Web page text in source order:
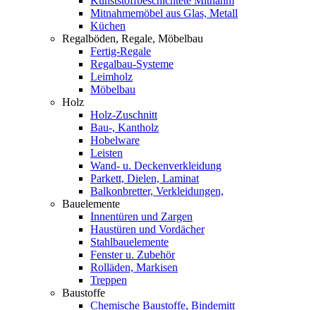
Mitnahmemöbel aus Glas, Metall
Küchen
Regalböden, Regale, Möbelbau
Fertig-Regale
Regalbau-Systeme
Leimholz
Möbelbau
Holz
Holz-Zuschnitt
Bau-, Kantholz
Hobelware
Leisten
Wand- u. Deckenverkleidung
Parkett, Dielen, Laminat
Balkonbretter, Verkleidungen,
Bauelemente
Innentüren und Zargen
Haustüren und Vordächer
Stahlbauelemente
Fenster u. Zubehör
Rolläden, Markisen
Treppen
Baustoffe
Chemische Baustoffe, Bindemitt